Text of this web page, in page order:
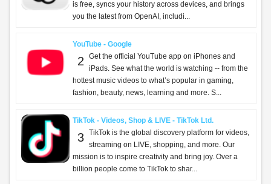
TOP FREE APPS
TikTok Pro - Events - TikTok Ltd.
1
TikTok Pro - Events is a global discovery platform
for videos where you can discover cool, funny,
ChatGPT - OpenAI OpCo, LLC
2
Introducing ChatGPT for iOS: OpenAI’s latest
advancements at your fingertips. This official app